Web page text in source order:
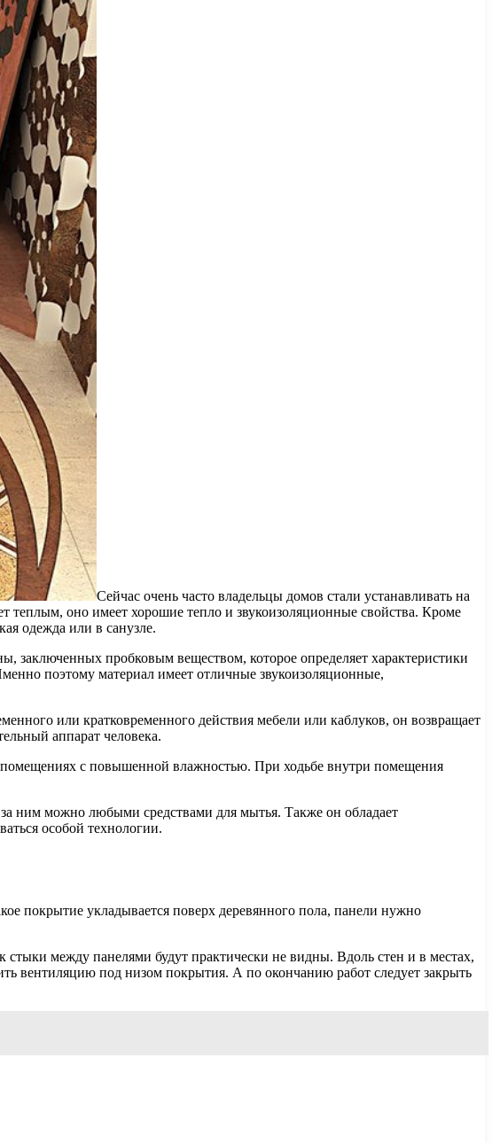
Сейчас очень часто владельцы домов стали устанавливать на
теплым, оно имеет хорошие тепло и звукоизоляционные свойства. Кроме
одежда или в санузле.
заключенных пробковым веществом, которое определяет характеристики
поэтому материал имеет отличные звукоизоляционные,
или кратковременного действия мебели или каблуков, он возвращает
аппарат человека.
помещениях с повышенной влажностью. При ходьбе внутри помещения
ним можно любыми средствами для мытья. Также он обладает
особой технологии.
покрытие укладывается поверх деревянного пола, панели нужно
между панелями будут практически не видны. Вдоль стен и в местах,
вентиляцию под низом покрытия. А по окончанию работ следует закрыть